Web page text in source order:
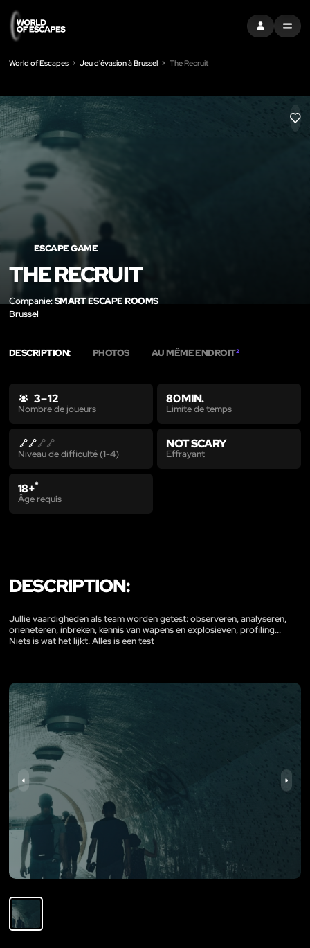
S'INSCRIREMENU
World of Escapes Jeu d'évasion à Brussel The Recruit
LIKE
ESCAPE GAME
THE RECRUIT
Companie:SMART ESCAPE ROOMS
Brussel
DESCRIPTION: PHOTOS AU MÊME ENDROIT2
3 – 12
Nombre de joueurs
80 MIN.
Limite de temps
Niveau de difficulté (1-4)
NOT SCARY
Effrayant
18+*
Âge requis
DESCRIPTION:
Jullie vaardigheden als team worden getest: observeren, analyseren,
orieneteren, inbreken, kennis van wapens en explosieven, profiling...
Niets is wat het lijkt. Alles is een test